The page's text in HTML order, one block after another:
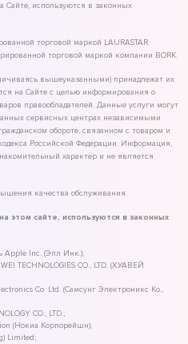
Сайте, используются в законных
торговой маркой LAURASTAR.
торговой маркой компании BORK.
вышеуказанными) принадлежат их
на Сайте с целью информирования о
правообладателей. Данные услуги могут
сервисных центрах независимыми
обороте, связанном с товаром и
Российской Федерации. Информация,
характер и не является
качества обслуживания.
этом сайте, используются в законных
Apple Inc. (Эпл Инк.);
TECHNOLOGIES CO., LTD. (ХУАВЕЙ
Co. Ltd. (Самсунг Электроникс Ко.,
CO., LTD.;
(Нокиа Корпорейшн);
Limited;